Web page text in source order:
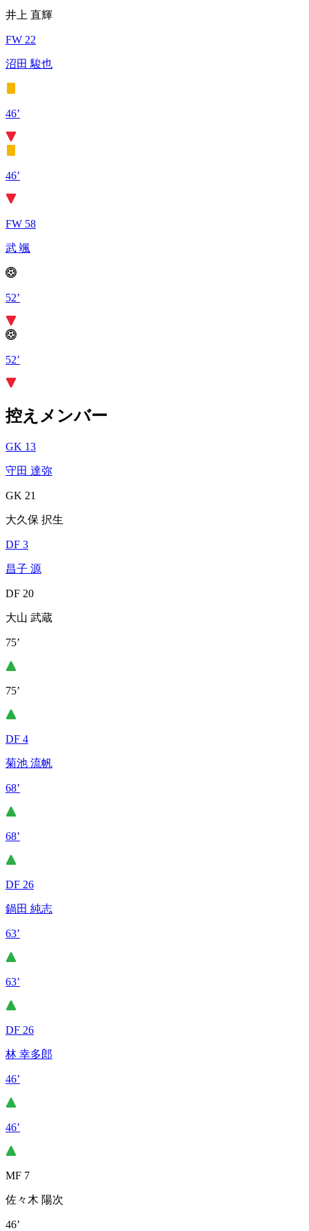
井上 直輝
FW 22
沼田 駿也
46’
46’
FW 58
武 颯
52’
52’
控えメンバー
GK 13
守田 達弥
GK 21
大久保 択生
DF 3
昌子 源
DF 20
大山 武蔵
75’
75’
DF 4
菊池 流帆
68’
68’
DF 26
鍋田 純志
63’
63’
DF 26
林 幸多郎
46’
46’
MF 7
佐々木 陽次
46’